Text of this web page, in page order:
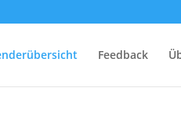
Feedback